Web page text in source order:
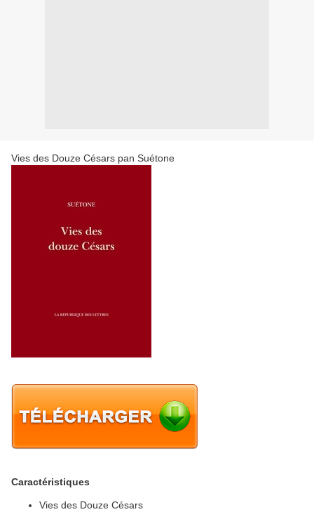
Vies des Douze Césars pan Suétone
Caractéristiques
Vies des Douze Césars